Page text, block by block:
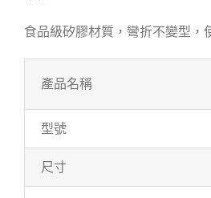
食品級矽膠材質，彎折不變型，
產品名稱
型號
尺寸